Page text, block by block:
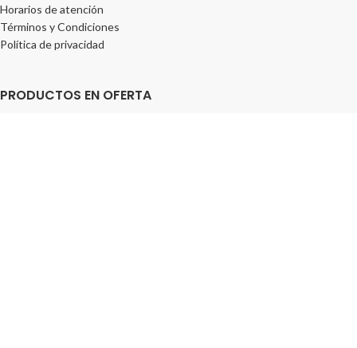
Horarios de atención
Términos y Condiciones
Política de privacidad
PRODUCTOS EN OFERTA